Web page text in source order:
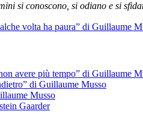
si conoscono, si odiano e si
volta ha paura” di Guillaume
avere più tempo” di Guillaume
di Guillaume Musso
Musso
Gaarder